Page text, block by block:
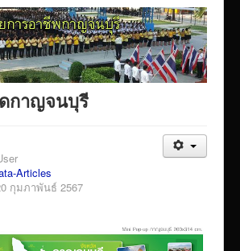
อนไลน์
ะชาสัมพันธ์
ะ
กาญจนบุรี
Articles
กุมภาพันธ์ 2567